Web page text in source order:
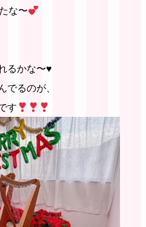
な〜
るかな〜♥️
るのが、
す